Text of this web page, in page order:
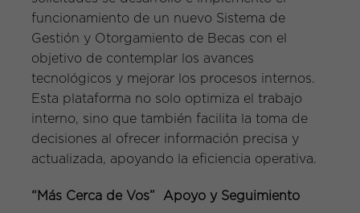
funcionamiento de un nuevo Sistema de
Gestión y Otorgamiento de Becas con el
objetivo de contemplar los avances
tecnológicos y mejorar los procesos internos.
Esta plataforma no solo optimiza el trabajo
interno, sino que también facilita la toma de
decisiones al ofrecer información precisa y
actualizada, apoyando la eficiencia operativa.
“Más Cerca de Vos” Apoyo y Seguimiento